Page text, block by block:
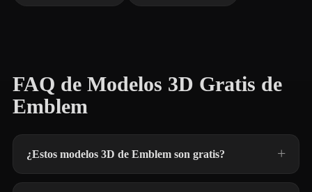
FAQ de Modelos 3D Gratis de
Emblem
¿Estos modelos 3D de Emblem son gratis?